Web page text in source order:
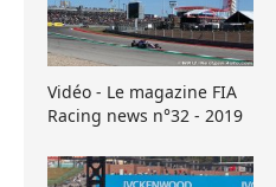
Vidéo - Le magazine FIA
Racing news n°32 - 2019